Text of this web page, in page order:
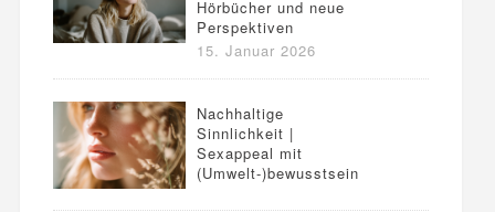
Hörbücher und neue
Perspektiven
15. Januar 2026
Nachhaltige
Sinnlichkeit |
Sexappeal mit
(Umwelt-)bewusstsein